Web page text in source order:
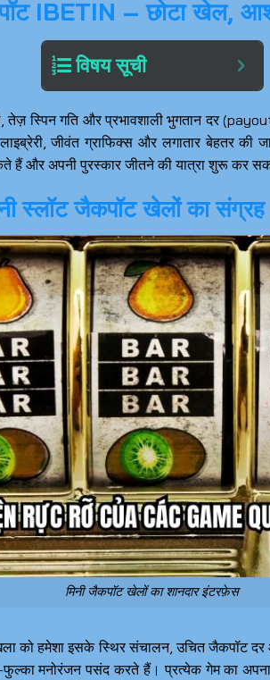
IBETIN – छोटा खेल,
विषय सूची
स्पिन गति और प्रभावशाली भुगतान दर
जीवंत ग्राफिक्स और लगातार बेहतर की
हैं और अपनी पुरस्कार जीतने की यात्रा शुरू कर
स्लॉट जैकपॉट खेलों का संग्रह
मिनी जैकपॉट खेलों का शानदार इंटरफ़ेस
को हमेशा इसके स्थिर संचालन, उचित जैकपॉट दर
मनोरंजन पसंद करते हैं। प्रत्येक गेम का